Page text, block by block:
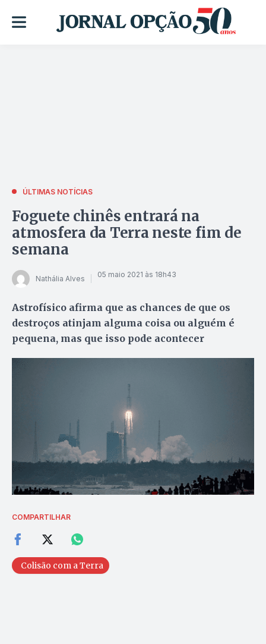
ÚLTIMAS NOTÍCIAS
Foguete chinês entrará na
atmosfera da Terra neste fim de
semana
Nathália Alves 05 maio 2021 às 18h43
Astrofísico afirma que as chances de que os
destroços atinjam alguma coisa ou alguém é
pequena, mas que isso pode acontecer
COMPARTILHAR
Colisão com a Terra